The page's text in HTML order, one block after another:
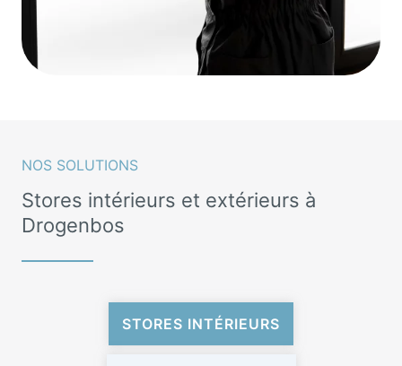
NOS SOLUTIONS
Stores intérieurs et extérieurs à
Drogenbos
STORES INTÉRIEURS